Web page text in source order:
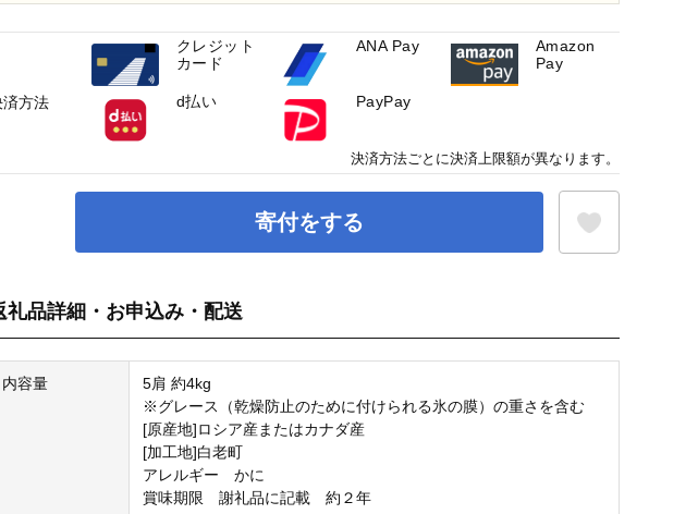
寄付をする
礼品詳細・お申込み・配送
内容量
5肩 約4kg
※グレース（乾燥防止のために付けられる氷の膜）の重さを含む
[原産地]ロシア産またはカナダ産
[加工地]白老町
アレルギー かに
賞味期限 謝礼品に記載 約２年
済方法
クレジット
カード
ANA Pay
Amazon
Pay
d払い PayPay
決済方法ごとに決済上限額が異なります。